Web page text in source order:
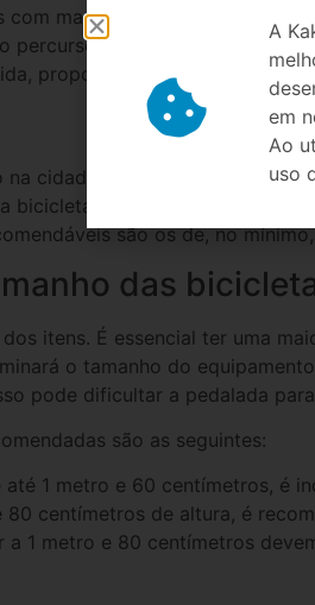
marcha facilitam a vida dos
percurso mais suave. Por outro
proporcionando mais controle
cidade, é importante analisar
conseguirá atravessar
são os de, no
das
itens. É essencial ter uma
o tamanho do
pode dificultar a pedalada
são as seguintes:
1 metro e 60 centímetros, é
centímetros de altura, é
1 metro e 80 centímetros
A
em
Ao
uso